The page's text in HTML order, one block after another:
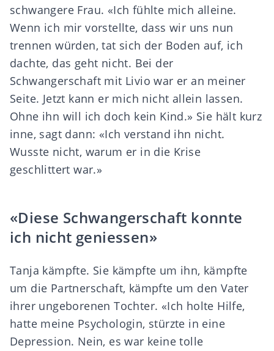
schwangere Frau. «Ich fühlte mich alleine.
Wenn ich mir vorstellte, dass wir uns nun
trennen würden, tat sich der Boden auf, ich
dachte, das geht nicht. Bei der
Schwangerschaft mit Livio war er an meiner
Seite. Jetzt kann er mich nicht allein lassen.
Ohne ihn will ich doch kein Kind.» Sie hält kurz
inne, sagt dann: «Ich verstand ihn nicht.
Wusste nicht, warum er in die Krise
geschlittert war.»
«Diese Schwangerschaft konnte
ich nicht geniessen»
Tanja kämpfte. Sie kämpfte um ihn, kämpfte
um die Partnerschaft, kämpfte um den Vater
ihrer ungeborenen Tochter. «Ich holte Hilfe,
hatte meine Psychologin, stürzte in eine
Depression. Nein, es war keine tolle